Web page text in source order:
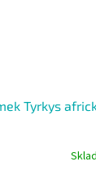
Tyrkys